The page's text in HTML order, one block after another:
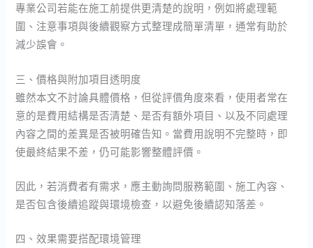
專業公司若能在施工前提供更清楚的說明，例如將處理範
圍、注意事項與後續觀察方式整理成簡單清單，通常有助於
減少誤會。
三、價格與附加項目透明度
雖然本文不討論具體價格，但從評價角度來看，使用者常在
意的是費用結構是否清楚、是否有額外項目、以及不同處理
內容之間的差異是否被明確告知。當費用說明不完整時，即
使最終結果不差，仍可能影響整體評價。
因此，若消費者有需求，應主動詢問服務範圍、施工內容、
是否包含後續追蹤與環境檢查，以避免後續認知落差。
四、效果需要搭配環境管理